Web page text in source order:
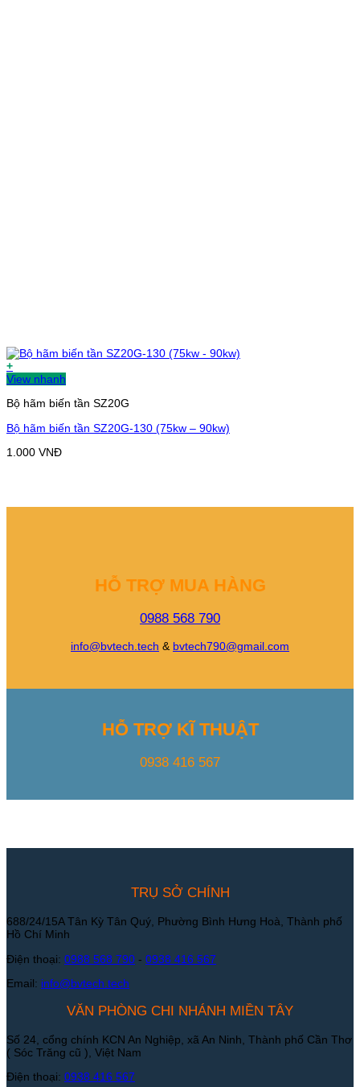
+
View nhanh
Bộ hãm biến tần SZ20G
Bộ hãm biến tần SZ20G-130 (75kw – 90kw)
1.000 VNĐ
HỖ TRỢ MUA HÀNG
0988 568 790
info@bvtech.tech & bvtech790@gmail.com
HỖ TRỢ KĨ THUẬT
0938 416 567
TRỤ SỞ CHÍNH
688/24/15A Tân Kỳ Tân Quý, Phường Bình Hưng Hoà, Thành phố
Hồ Chí Minh
Điện thoại: 0988 568 790 - 0938 416 567
Email: info@bvtech.tech
VĂN PHÒNG CHI NHÁNH MIỀN TÂY
Số 24, cổng chính KCN An Nghiệp, xã An Ninh, Thành phố Cần Thơ
( Sóc Trăng cũ ), Việt Nam
Điện thoại: 0938 416 567